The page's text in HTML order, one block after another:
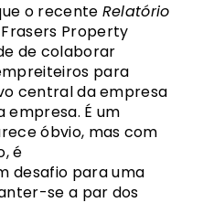
o recente Relatório
Property
de colaborar
para
central da empresa
empresa. É um
óbvio, mas com
é
desafio para uma
se a par dos